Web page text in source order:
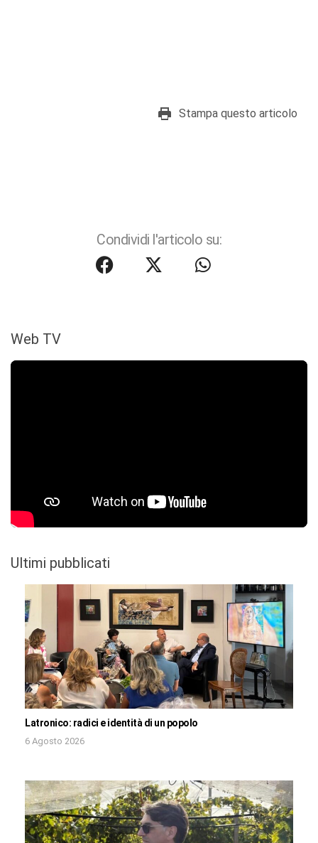
Stampa questo articolo
Condividi l'articolo su:
Web TV
Ultimi pubblicati
Latronico: radici e identità di un popolo
6 Agosto 2026